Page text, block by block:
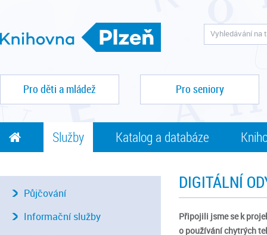
Pro děti a mládež Pro seniory
Služby Katalog a databáze
DIGITÁLNÍ
Připojili jsme se k
o používání chytrých
Půjčování
Informační služby